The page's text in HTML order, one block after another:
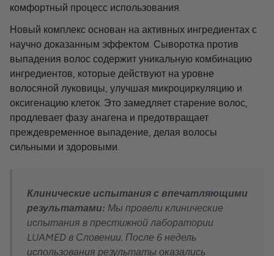
комфортный процесс использования.
Новый комплекс основан на активных ингредиентах с
научно доказанным эффектом. Сыворотка против
выпадения волос содержит уникальную комбинацию
ингредиентов, которые действуют на уровне
волосяной луковицы, улучшая микроциркуляцию и
оксигенацию клеток. Это замедляет старение волос,
продлевает фазу анагена и предотвращает
преждевременное выпадение, делая волосы
сильными и здоровыми.
Клинические испытания с впечатляющими
результатами: Мы провели клинические
испытания в престижной лаборатории
LUAMED в Словении. После 6 недель
использования результаты оказались